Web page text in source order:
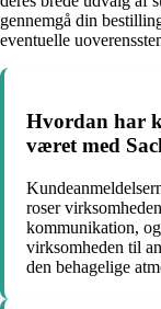
gennemgå din
eventuelle
Hvordan har
været med
roser
kommunikation,
virksomheden til
den behagelige